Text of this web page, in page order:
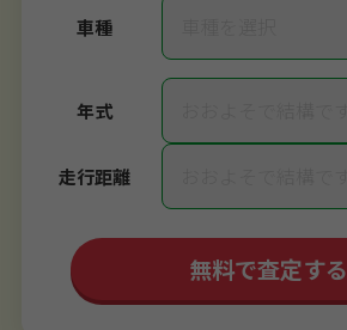
車種
年式
走行距離
無料で査定する